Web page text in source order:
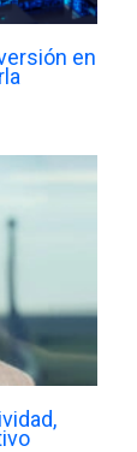
en